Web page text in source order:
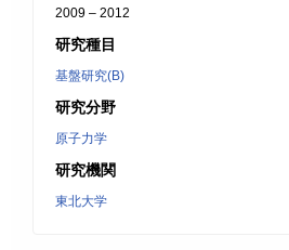
2009 – 2012
研究種目
基盤研究(B)
研究分野
原子力学
研究機関
東北大学